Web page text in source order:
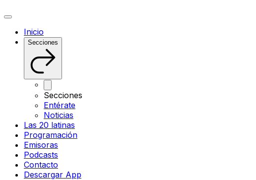
Inicio
Secciones
Secciones
Entérate
Noticias
Las 20 latinas
Programación
Emisoras
Podcasts
Contacto
Descargar App